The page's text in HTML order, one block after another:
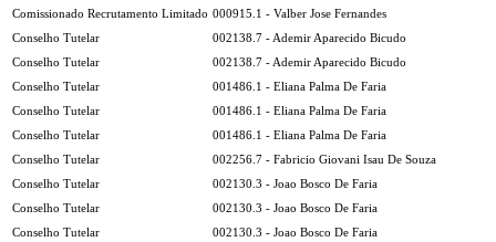
Comissionado Recrutamento Limitado 000915.1 - Valber Jose Fernandes
Conselho Tutelar
002138.7 - Ademir Aparecido Bicudo
Conselho Tutelar
002138.7 - Ademir Aparecido Bicudo
Conselho Tutelar
001486.1 - Eliana Palma De Faria
Conselho Tutelar
001486.1 - Eliana Palma De Faria
Conselho Tutelar
001486.1 - Eliana Palma De Faria
Conselho Tutelar
002256.7 - Fabricio Giovani Isau De Souza
Conselho Tutelar
002130.3 - Joao Bosco De Faria
Conselho Tutelar
002130.3 - Joao Bosco De Faria
Conselho Tutelar
002130.3 - Joao Bosco De Faria